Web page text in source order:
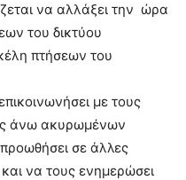
να αλλάξει την ώρα
του δικτύου
πτήσεων του
με τους
άνω ακυρωμένων
σε άλλες
να τους ενημερώσει